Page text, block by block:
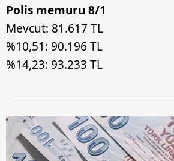
Polis memuru 8/1
Mevcut: 81.617 TL
%10,51: 90.196 TL
%14,23: 93.233 TL